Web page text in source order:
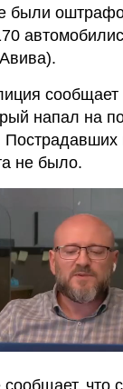
были
сообщает
напал на
не было.
что